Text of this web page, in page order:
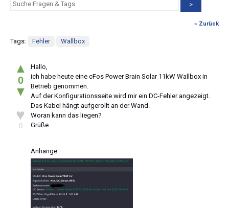
>
« Zurück
Tags: Fehler Wallbox
▲
0
▼
♥
0
Hallo,
ich habe heute eine cFos Power Brain Solar 11kW Wallbox in
Betrieb genommen.
Auf der Konfigurationsseite wird mir ein DC-Fehler angezeigt.
Das Kabel hängt aufgerollt an der Wand.
Woran kann das liegen?
Grüße
Anhänge: